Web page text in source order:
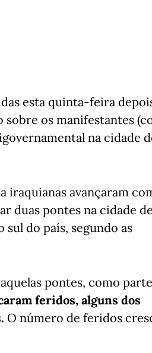
esta quinta-feira
sobre os manifestantes
na cidade
iraquianas avançaram
duas pontes na cidade de
do país, segundo as
pontes, como parte
feridos, alguns dos
O número de feridos